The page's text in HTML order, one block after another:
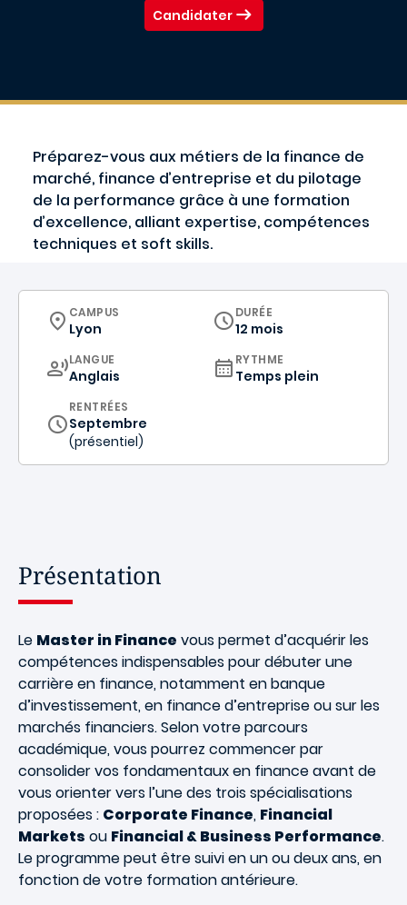
Candidater
Préparez-vous aux métiers de la finance de
marché, finance d’entreprise et du pilotage
de la performance grâce à une formation
d’excellence, alliant expertise, compétences
techniques et soft skills.
CURRICULUM
CAMPUS
Lyon
DURÉE
12 mois
CURRICULUM
LANGUE
Anglais
RYTHME
Temps plein
RENTRÉES
Septembre
(présentiel)
Présentation
Le Master in Finance vous permet d’acquérir les
compétences indispensables pour débuter une
carrière en finance, notamment en banque
d’investissement, en finance d’entreprise ou sur les
marchés financiers. Selon votre parcours
académique, vous pourrez commencer par
consolider vos fondamentaux en finance avant de
vous orienter vers l’une des trois spécialisations
proposées : Corporate Finance, Financial
Markets ou Financial & Business Performance.
Le programme peut être suivi en un ou deux ans, en
fonction de votre formation antérieure.